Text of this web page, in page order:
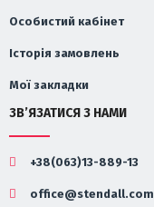
Особистий кабінет
Історія замовлень
Мої закладки
ЗВ’ЯЗАТИСЯ З НАМИ
+38(063)13-889-13
office@stendall.com